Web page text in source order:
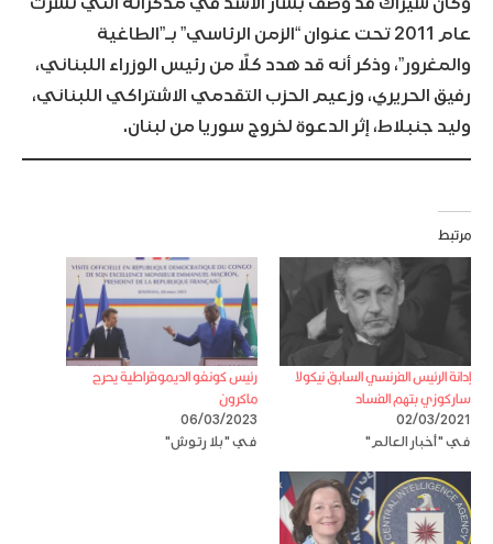
عام 2011 تحت عنوان “الزمن الرئاسي” بـ”الطاغية
والمغرور”، وذكر أنه قد هدد كلًا من رئيس الوزراء اللبناني،
رفيق الحريري، وزعيم الحزب التقدمي الاشتراكي اللبناني،
وليد جنبلاط، إثر الدعوة لخروج سوريا من لبنان.
مرتبط
إدانة الرئيس الفرنسي السابق نيكولا
ساركوزي بتهم الفساد
02/03/2021
في "أخبار العالم"
رئيس كونغو الديموقراطية يحرج
ماكرون
06/03/2023
في "بلا رتوش"